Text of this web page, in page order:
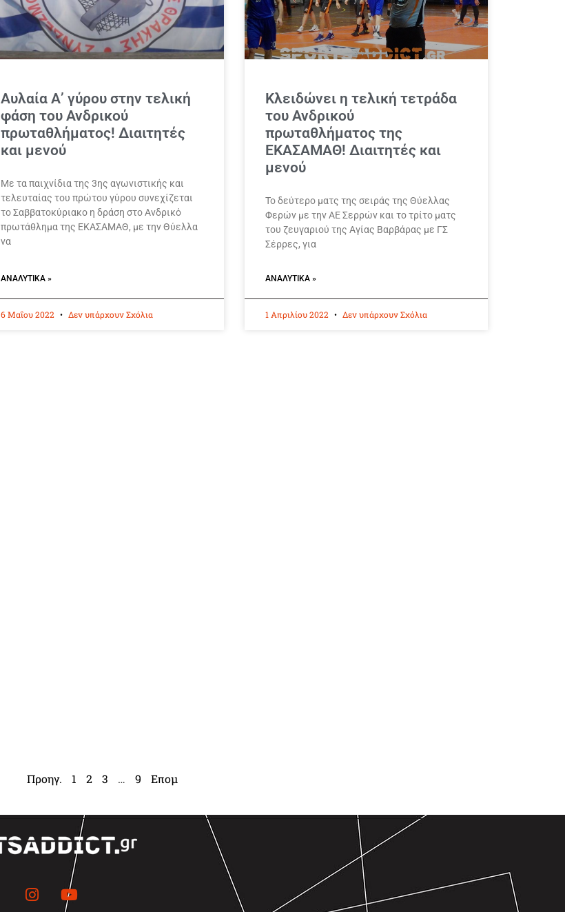
Αυλαία Α’ γύρου στην τελική
φάση του Ανδρικού
πρωταθλήματος! Διαιτητές
και μενού
Με τα παιχνίδια της 3ης αγωνιστικής και
τελευταίας του πρώτου γύρου συνεχίζεται
το Σαββατοκύριακο η δράση στο Ανδρικό
πρωτάθλημα της ΕΚΑΣΑΜΑΘ, με την Θύελλα
να
ΑΝΑΛΥΤΙΚΆ »
6 Μαΐου 2022 Δεν υπάρχουν Σχόλια
Κλειδώνει η τελική τετράδα
του Ανδρικού
πρωταθλήματος της
ΕΚΑΣΑΜΑΘ! Διαιτητές και
μενού
Το δεύτερο ματς της σειράς της Θύελλας
Φερών με την ΑΕ Σερρών και το τρίτο ματς
του ζευγαριού της Αγίας Βαρβάρας με ΓΣ
Σέρρες, για
ΑΝΑΛΥΤΙΚΆ »
1 Απριλίου 2022 Δεν υπάρχουν Σχόλια
Προηγ. 1 2 3 … 9 Επομ